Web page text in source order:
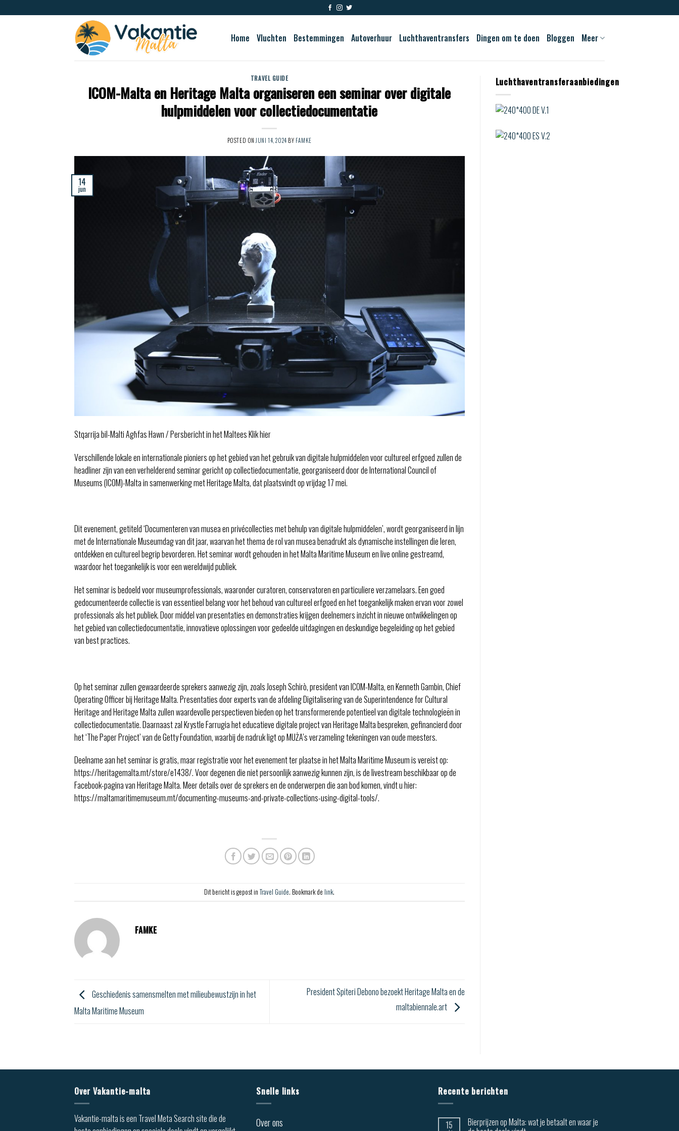
Home Vluchten Bestemmingen Autoverhuur Luchthaventransfers Dingen om te doen Bloggen Meer
TRAVEL GUIDE
ICOM-Malta en Heritage Malta organiseren een seminar over digitale
hulpmiddelen voor collectiedocumentatie
POSTED ON JUNI 14, 2024 BY FAMKE
14
jun
Stqarrija bil-Malti Agħfas Hawn / Persbericht in het Maltees Klik hier
Verschillende lokale en internationale pioniers op het gebied van het gebruik van digitale hulpmiddelen voor cultureel erfgoed zullen de
headliner zijn van een verhelderend seminar gericht op collectiedocumentatie, georganiseerd door de International Council of
Museums (ICOM)-Malta in samenwerking met Heritage Malta, dat plaatsvindt op vrijdag 17 mei.
Dit evenement, getiteld ‘Documenteren van musea en privécollecties met behulp van digitale hulpmiddelen’, wordt georganiseerd in lijn
met de Internationale Museumdag van dit jaar, waarvan het thema de rol van musea benadrukt als dynamische instellingen die leren,
ontdekken en cultureel begrip bevorderen. Het seminar wordt gehouden in het Malta Maritime Museum en live online gestreamd,
waardoor het toegankelijk is voor een wereldwijd publiek.
Het seminar is bedoeld voor museumprofessionals, waaronder curatoren, conservatoren en particuliere verzamelaars. Een goed
gedocumenteerde collectie is van essentieel belang voor het behoud van cultureel erfgoed en het toegankelijk maken ervan voor zowel
professionals als het publiek. Door middel van presentaties en demonstraties krijgen deelnemers inzicht in nieuwe ontwikkelingen op
het gebied van collectiedocumentatie, innovatieve oplossingen voor gedeelde uitdagingen en deskundige begeleiding op het gebied
van best practices.
Op het seminar zullen gewaardeerde sprekers aanwezig zijn, zoals Joseph Schirò, president van ICOM-Malta, en Kenneth Gambin, Chief
Operating Officer bij Heritage Malta. Presentaties door experts van de afdeling Digitalisering van de Superintendence for Cultural
Heritage and Heritage Malta zullen waardevolle perspectieven bieden op het transformerende potentieel van digitale technologieën in
collectiedocumentatie. Daarnaast zal Krystle Farrugia het educatieve digitale project van Heritage Malta bespreken, gefinancierd door
het ‘The Paper Project’ van de Getty Foundation, waarbij de nadruk ligt op MUŻA’s verzameling tekeningen van oude meesters.
Deelname aan het seminar is gratis, maar registratie voor het evenement ter plaatse in het Malta Maritime Museum is vereist op:
https://heritagemalta.mt/store/e1438/. Voor degenen die niet persoonlijk aanwezig kunnen zijn, is de livestream beschikbaar op de
Facebook-pagina van Heritage Malta. Meer details over de sprekers en de onderwerpen die aan bod komen, vindt u hier:
https://maltamaritimemuseum.mt/documenting-museums-and-private-collections-using-digital-tools/.
Dit bericht is gepost inTravel Guide. Bookmark de link.
FAMKE
Geschiedenis samensmelten met milieubewustzijn in het
Malta Maritime Museum
President Spiteri Debono bezoekt Heritage Malta en de
maltabiennale.art
Luchthaventransferaanbiedingen
Over Vakantie-malta
Vakantie-malta is een Travel Meta Search site die de
Snelle links
Over ons
Recente berichten
15 Bierprijzen op Malta: wat je betaalt en waar je